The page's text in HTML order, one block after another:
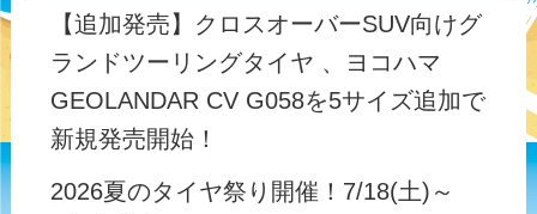
【追加発売】クロスオーバーSUV向けグ
ランドツーリングタイヤ 、ヨコハマ
GEOLANDAR CV G058を5サイズ追加で
新規発売開始！
2026夏のタイヤ祭り開催！7/18(土)～